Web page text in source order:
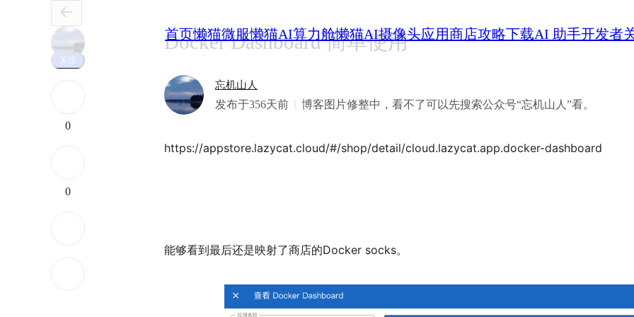
首页懒猫微服懒猫AI算力舱懒猫AI摄像头应用商店攻略下载AI 助手开发者
关注
0
0
Docker Dashboard 简单使用
忘机山人
发布于356天前 博客图片修整中，看不了可以先搜索公众号“忘机山人”看。
https://appstore.lazycat.cloud/#/shop/detail/cloud.lazycat.app.docker-dashboard
能够看到最后还是映射了商店的Docker socks。